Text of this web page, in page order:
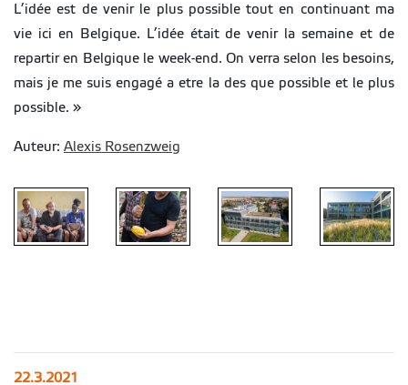
L’idée est de venir le plus possible tout en continuant ma
vie ici en Belgique. L’idée était de venir la semaine et de
repartir en Belgique le week-end. On verra selon les besoins,
mais je me suis engagé a etre la des que possible et le plus
possible. »
Auteur: Alexis Rosenzweig
22.3.2021